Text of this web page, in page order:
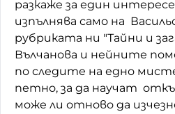
разкаже за един
изпълнява само на
рубриката ни "Тайни и
Вълчанова и нейните
по следите на едно
петно, за да научат
може ли отново да